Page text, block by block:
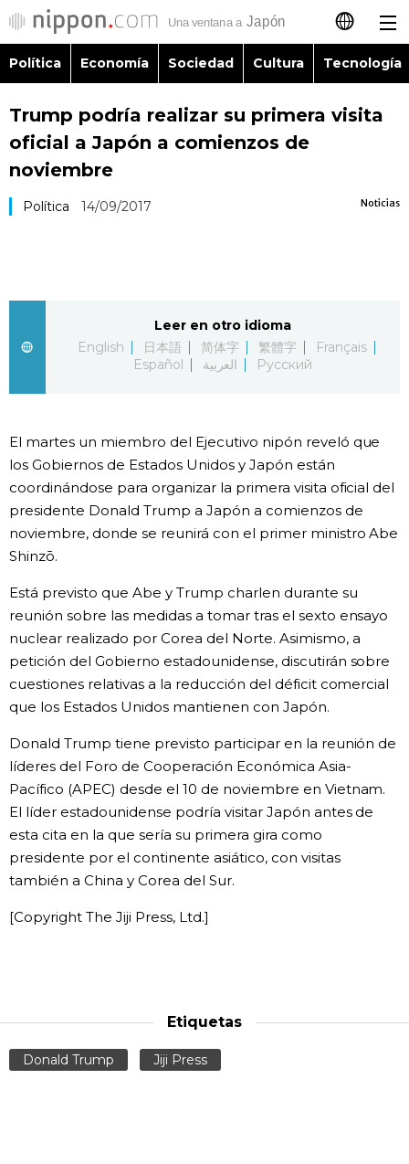
日本語
English
Русский
Política
Vida
Guía de Japón
Vídeos e imágenes
En profundidad
Más
Datos de Japón
Fragmentos de Japón
Gente
Política Economía Sociedad Cultura Tecnología
Trump podría realizar su primera visita
oficial a Japón a comienzos de
noviembre
Noticias
Política 14/09/2017
Leer en otro idioma
English
日本語 简体字 繁體字
Français
Español
العربية Русский
El martes un miembro del Ejecutivo nipón reveló que
los Gobiernos de Estados Unidos y Japón están
coordinándose para organizar la primera visita oficial del
presidente Donald Trump a Japón a comienzos de
noviembre, donde se reunirá con el primer ministro Abe
Shinzō.
Está previsto que Abe y Trump charlen durante su
reunión sobre las medidas a tomar tras el sexto ensayo
nuclear realizado por Corea del Norte. Asimismo, a
petición del Gobierno estadounidense, discutirán sobre
cuestiones relativas a la reducción del déficit comercial
que los Estados Unidos mantienen con Japón.
Donald Trump tiene previsto participar en la reunión de
líderes del Foro de Cooperación Económica Asia-
Pacífico (APEC) desde el 10 de noviembre en Vietnam.
El líder estadounidense podría visitar Japón antes de
esta cita en la que sería su primera gira como
presidente por el continente asiático, con visitas
también a China y Corea del Sur.
[Copyright The Jiji Press, Ltd.]
Etiquetas
Donald Trump Jiji Press